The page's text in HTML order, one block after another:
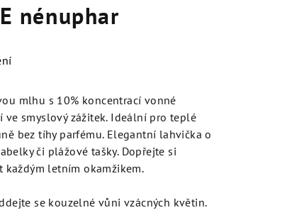
nénuphar
mlhu s 10% koncentrací vonné
ve smyslový zážitek. Ideální pro teplé
bez tíhy parfému. Elegantní lahvička o
či plážové tašky. Dopřejte si
každým letním okamžikem.
se kouzelné vůni vzácných květin.